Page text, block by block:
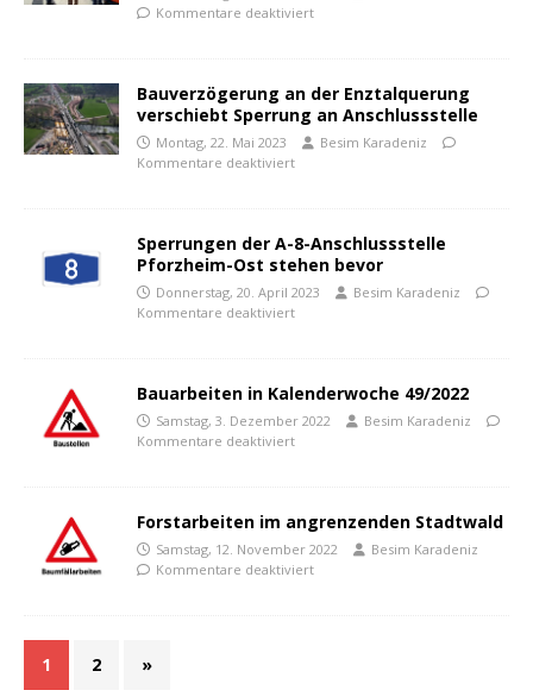
Kommentare deaktiviert
Bauverzögerung an der Enztalquerung
verschiebt Sperrung an Anschlussstelle
Montag, 22. Mai 2023
Besim Karadeniz
Kommentare deaktiviert
Sperrungen der A-8-Anschlussstelle
Pforzheim-Ost stehen bevor
Donnerstag, 20. April 2023
Besim Karadeniz
Kommentare deaktiviert
Bauarbeiten in Kalenderwoche 49/2022
Samstag, 3. Dezember 2022
Besim Karadeniz
Kommentare deaktiviert
Forstarbeiten im angrenzenden Stadtwald
Samstag, 12. November 2022
Besim Karadeniz
Kommentare deaktiviert
1 2 »